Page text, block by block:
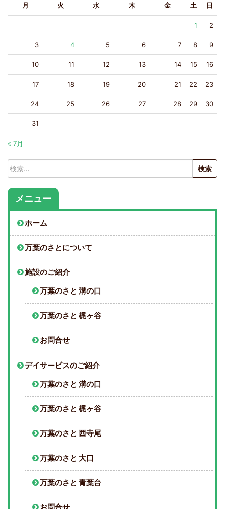
月 火 水 木 金 土 日
1 2
3 4 5 6 7 8 9
10 11 12 13 14 15 16
17 18 19 20 21 22 23
24 25 26 27 28 29 30
31
« 7月
検
索:
メニュー
ホーム
万葉のさとについて
施設のご紹介
万葉のさと 溝の口
万葉のさと 梶ヶ谷
お問合せ
デイサービスのご紹介
万葉のさと 溝の口
万葉のさと 梶ヶ谷
万葉のさと 西寺尾
万葉のさと 大口
万葉のさと 青葉台
お問合せ